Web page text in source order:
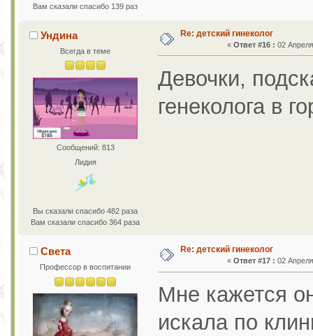
Вам сказали спасибо 139 раз
Ундина
Всегда в теме
Сообщений: 813
Лидия
Вы сказали спасибо 482 раза
Вам сказали спасибо 364 раза
Re: детский гинеколог
«Ответ #16 : 02
Девочки,
генеколога в
Света
Профессор в воспитании
Re: детский гинеколог
«Ответ #17 : 02
Мне кажется
искала по